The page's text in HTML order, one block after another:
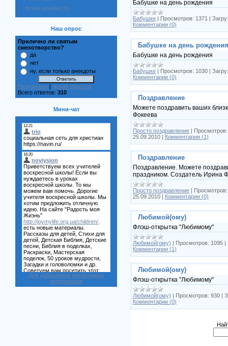
флеш-ролики [21]
Наш опрос
Прилично ли святым
смехотворство?
да
нет
ну, если только анекдоты
Результаты | Архив опросов
Всего ответов: 310
Мини-чат
Для добавления необходима
авторизация
Бабушке на день рождения
Бабушке | Просмотров: 1371 |
Комментарии (0)
Бабушке на день рождения
Бабушке на день рождения
Бабушке | Просмотров: 1030 |
Комментарии (0)
Поздравление
Можете поздравить ваших
Фокеева
Просто поздравление | Просмотров:
25.09.2010 | Комментарии (1)
Поздравление
Поздравление. Можете
праздником. Создатель Ирина
Просто поздравление | Просмотров:
25.09.2010 | Комментарии (0)
Любимой(ому)
Флэш-открытка "Любимому"
Любимой(ому) | Просмотров: 1095 |
Комментарии (1)
Любимой(ому)
Флэш-открытка "Любимому"
Любимой(ому) | Просмотров: 930 |
Комментарии (0)